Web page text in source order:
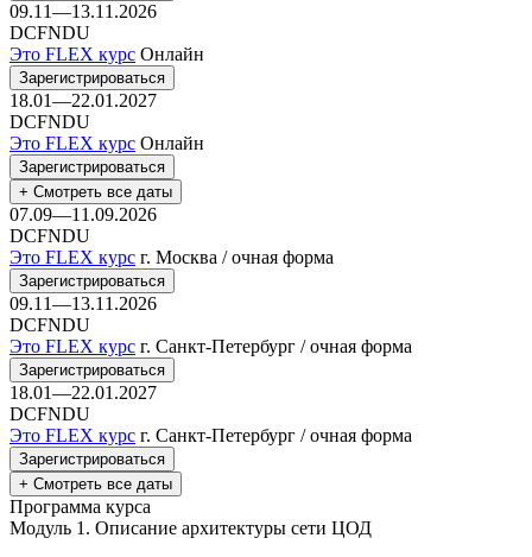
09.11—13.11.2026
DCFNDU
Это FLEX курс Онлайн
Зарегистрироваться
18.01—22.01.2027
DCFNDU
Это FLEX курс Онлайн
Зарегистрироваться
+ Смотреть все даты
07.09—11.09.2026
DCFNDU
Это FLEX курс г. Москва / очная форма
Зарегистрироваться
09.11—13.11.2026
DCFNDU
Это FLEX курс г. Санкт-Петербург / очная форма
Зарегистрироваться
18.01—22.01.2027
DCFNDU
Это FLEX курс г. Санкт-Петербург / очная форма
Зарегистрироваться
+ Смотреть все даты
Программа курса
Модуль 1. Описание архитектуры сети ЦОД